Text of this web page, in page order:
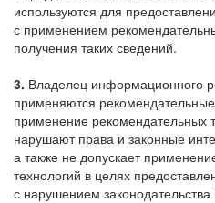
используются для
с применением
получения таких сведений.
3. Владелец информационного
применяются
применение рекомендательных
нарушают права и законные
а также не допускает
технологий в целях
с нарушением